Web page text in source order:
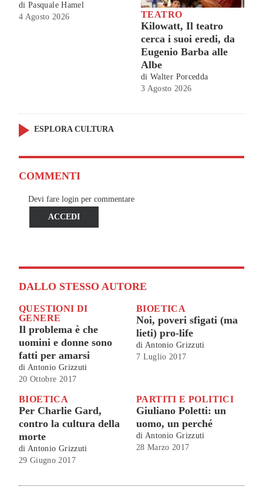
di Pasquale Hamel
4 Agosto 2026
TEATRO
Kilowatt, Il teatro
cerca i suoi eredi, da
Eugenio Barba alle
Albe
di Walter Porcedda
3 Agosto 2026
ESPLORA CULTURA
COMMENTI
Devi fare login per commentare
ACCEDI
DALLO STESSO AUTORE
QUESTIONI DI
GENERE
Il problema è che
uomini e donne sono
fatti per amarsi
di Antonio Grizzuti
20 Ottobre 2017
BIOETICA
Noi, poveri sfigati (ma
lieti) pro-life
di Antonio Grizzuti
7 Luglio 2017
BIOETICA
Per Charlie Gard,
contro la cultura della
morte
di Antonio Grizzuti
29 Giugno 2017
PARTITI E POLITICI
Giuliano Poletti: un
uomo, un perché
di Antonio Grizzuti
28 Marzo 2017